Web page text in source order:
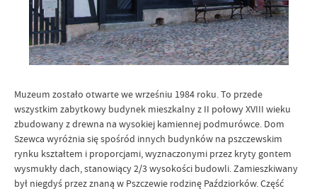
Muzeum zostało otwarte we wrześniu 1984 roku. To przede
wszystkim zabytkowy budynek mieszkalny z II połowy XVIII wieku
zbudowany z drewna na wysokiej kamiennej podmurówce. Dom
Szewca wyróżnia się spośród innych budynków na pszczewskim
rynku kształtem i proporcjami, wyznaczonymi przez kryty gontem
wysmukły dach, stanowiący 2/3 wysokości budowli. Zamieszkiwany
był niegdyś przez znaną w Pszczewie rodzinę Paździorków. Część